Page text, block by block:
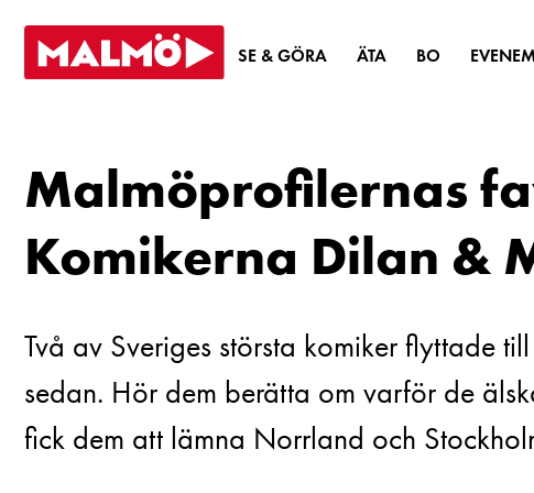
SE & GÖRA ÄTA BO
Malmöprofilernas
Komikerna Dilan &
Två av Sveriges största komiker flyttade
sedan. Hör dem berätta om varför de
fick dem att lämna Norrland och